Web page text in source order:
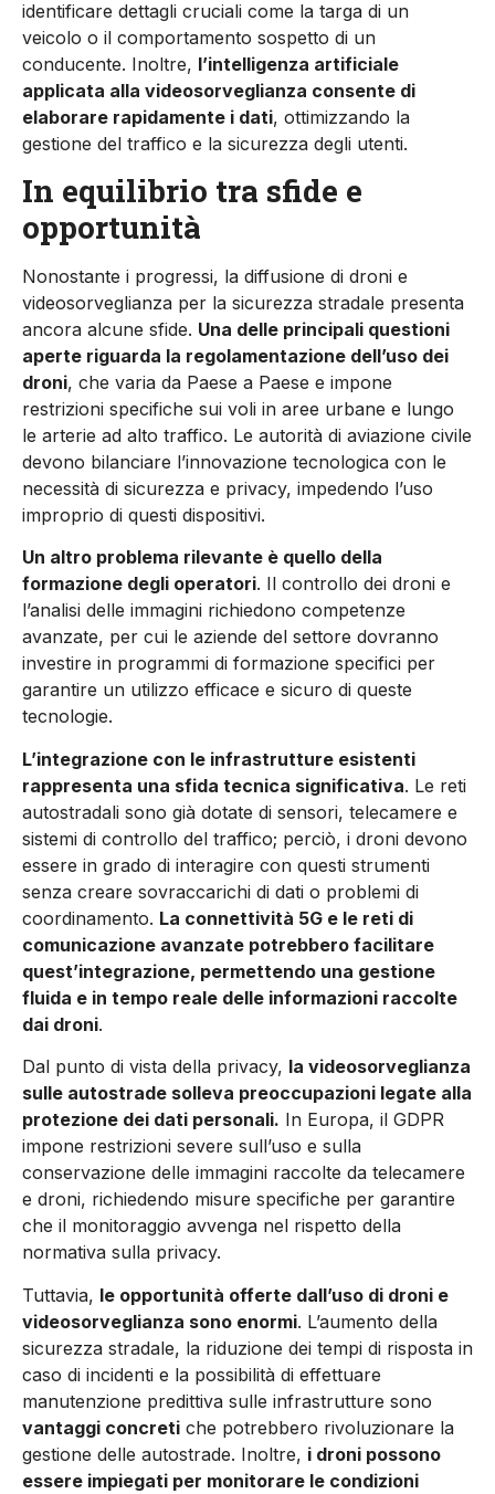
identificare dettagli cruciali come la targa di un
veicolo o il comportamento sospetto di un
conducente. Inoltre, l’intelligenza artificiale
applicata alla videosorveglianza consente di
elaborare rapidamente i dati, ottimizzando la
gestione del traffico e la sicurezza degli utenti.
In equilibrio tra sfide e
opportunità
Nonostante i progressi, la diffusione di droni e
videosorveglianza per la sicurezza stradale presenta
ancora alcune sfide. Una delle principali questioni
aperte riguarda la regolamentazione dell’uso dei
droni, che varia da Paese a Paese e impone
restrizioni specifiche sui voli in aree urbane e lungo
le arterie ad alto traffico. Le autorità di aviazione civile
devono bilanciare l’innovazione tecnologica con le
necessità di sicurezza e privacy, impedendo l’uso
improprio di questi dispositivi.
Un altro problema rilevante è quello della
formazione degli operatori. Il controllo dei droni e
l’analisi delle immagini richiedono competenze
avanzate, per cui le aziende del settore dovranno
investire in programmi di formazione specifici per
garantire un utilizzo efficace e sicuro di queste
tecnologie.
L’integrazione con le infrastrutture esistenti
rappresenta una sfida tecnica significativa. Le reti
autostradali sono già dotate di sensori, telecamere e
sistemi di controllo del traffico; perciò, i droni devono
essere in grado di interagire con questi strumenti
senza creare sovraccarichi di dati o problemi di
coordinamento. La connettività 5G e le reti di
comunicazione avanzate potrebbero facilitare
quest’integrazione, permettendo una gestione
fluida e in tempo reale delle informazioni raccolte
dai droni.
Dal punto di vista della privacy, la videosorveglianza
sulle autostrade solleva preoccupazioni legate alla
protezione dei dati personali. In Europa, il GDPR
impone restrizioni severe sull’uso e sulla
conservazione delle immagini raccolte da telecamere
e droni, richiedendo misure specifiche per garantire
che il monitoraggio avvenga nel rispetto della
normativa sulla privacy.
Tuttavia, le opportunità offerte dall’uso di droni e
videosorveglianza sono enormi. L’aumento della
sicurezza stradale, la riduzione dei tempi di risposta in
caso di incidenti e la possibilità di effettuare
manutenzione predittiva sulle infrastrutture sono
vantaggi concreti che potrebbero rivoluzionare la
gestione delle autostrade. Inoltre, i droni possono
essere impiegati per monitorare le condizioni